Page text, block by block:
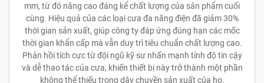
mm, từ đó nâng cao đáng kể chất lượng của sản phẩm cuối
cùng. Hiệu quả của các loại cưa đa năng điện đã giảm 30%
thời gian sản xuất, giúp công ty đáp ứng đúng hạn các mốc
thời gian khẩn cấp mà vẫn duy trì tiêu chuẩn chất lượng cao.
Phản hồi tích cực từ đội ngũ kỹ sư nhấn mạnh tính độ tin cậy
và dễ thao tác của cưa, khiến thiết bị này trở thành một phần
không thể thiếu trong dây chuyền sản xuất của họ.